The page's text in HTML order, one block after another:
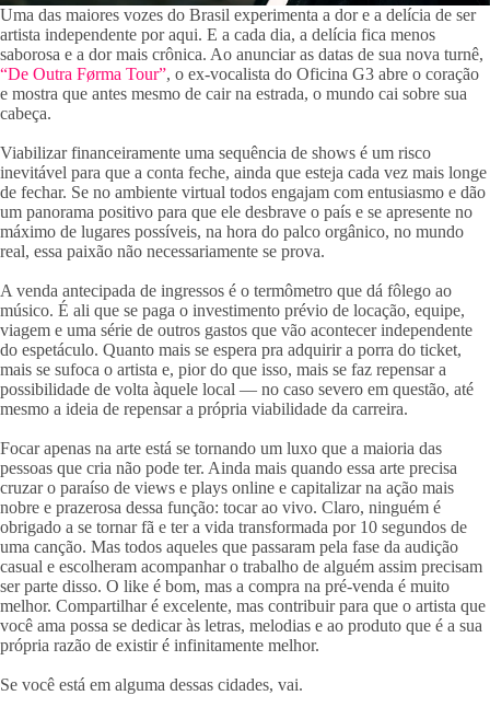
Uma das maiores vozes do Brasil experimenta a dor e a delícia de ser
artista independente por aqui. E a cada dia, a delícia fica menos
saborosa e a dor mais crônica. Ao anunciar as datas de sua nova turnê,
“De Outra Førma Tour”, o ex-vocalista do Oficina G3 abre o coração
e mostra que antes mesmo de cair na estrada, o mundo cai sobre sua
cabeça.
Viabilizar financeiramente uma sequência de shows é um risco
inevitável para que a conta feche, ainda que esteja cada vez mais longe
de fechar. Se no ambiente virtual todos engajam com entusiasmo e dão
um panorama positivo para que ele desbrave o país e se apresente no
máximo de lugares possíveis, na hora do palco orgânico, no mundo
real, essa paixão não necessariamente se prova.
A venda antecipada de ingressos é o termômetro que dá fôlego ao
músico. É ali que se paga o investimento prévio de locação, equipe,
viagem e uma série de outros gastos que vão acontecer independente
do espetáculo. Quanto mais se espera pra adquirir a porra do ticket,
mais se sufoca o artista e, pior do que isso, mais se faz repensar a
possibilidade de volta àquele local — no caso severo em questão, até
mesmo a ideia de repensar a própria viabilidade da carreira.
Focar apenas na arte está se tornando um luxo que a maioria das
pessoas que cria não pode ter. Ainda mais quando essa arte precisa
cruzar o paraíso de views e plays online e capitalizar na ação mais
nobre e prazerosa dessa função: tocar ao vivo. Claro, ninguém é
obrigado a se tornar fã e ter a vida transformada por 10 segundos de
uma canção. Mas todos aqueles que passaram pela fase da audição
casual e escolheram acompanhar o trabalho de alguém assim precisam
ser parte disso. O like é bom, mas a compra na pré-venda é muito
melhor. Compartilhar é excelente, mas contribuir para que o artista que
você ama possa se dedicar às letras, melodias e ao produto que é a sua
própria razão de existir é infinitamente melhor.
Se você está em alguma dessas cidades, vai.